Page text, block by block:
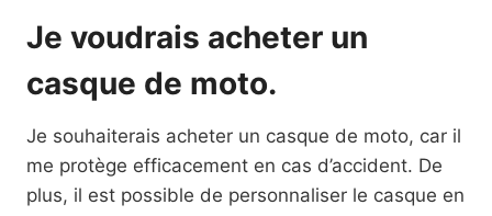
Je voudrais acheter un
casque de moto.
Je souhaiterais acheter un casque de moto, car il
me protège efficacement en cas d’accident. De
plus, il est possible de personnaliser le casque en